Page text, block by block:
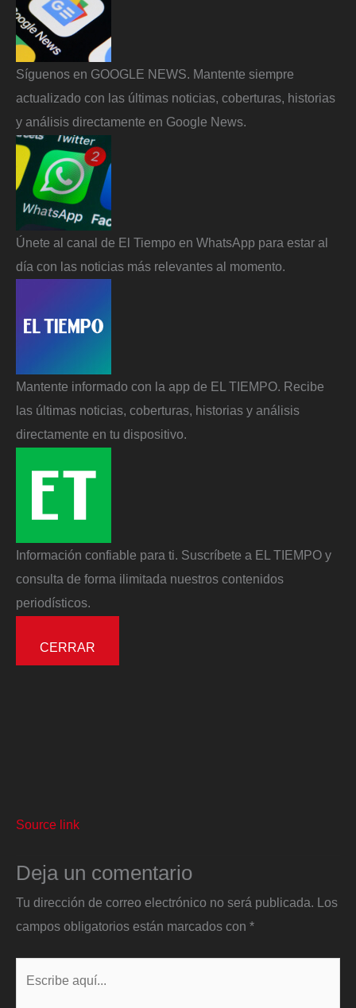
Síguenos en GOOGLE NEWS. Mantente siempre
actualizado con las últimas noticias, coberturas, historias
y análisis directamente en Google News.
Únete al canal de El Tiempo en WhatsApp para estar al
día con las noticias más relevantes al momento.
Mantente informado con la app de EL TIEMPO. Recibe
las últimas noticias, coberturas, historias y análisis
directamente en tu dispositivo.
Información confiable para ti. Suscríbete a EL TIEMPO y
consulta de forma ilimitada nuestros contenidos
periodísticos.
CERRAR
Source link
Deja un comentario
Tu dirección de correo electrónico no será publicada. Los
campos obligatorios están marcados con *